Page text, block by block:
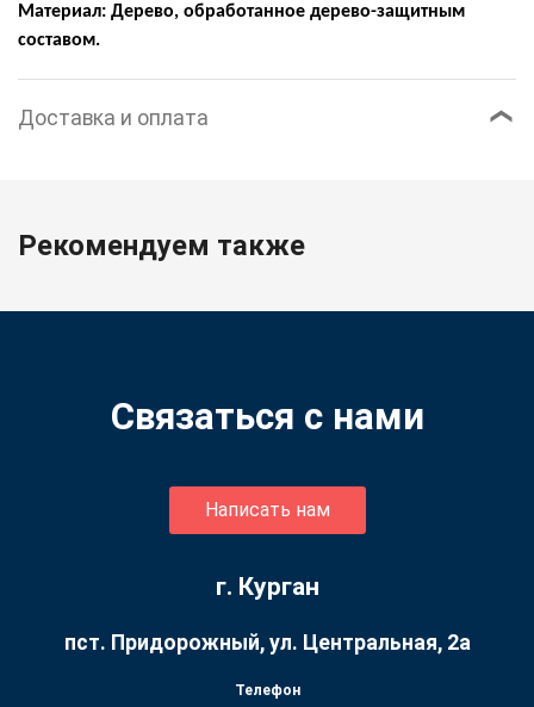
Материал: Дерево, обработанное дерево-защитным
составом.
Доставка и оплата
Рекомендуем также
Связаться с нами
Написать нам
г. Курган
пст. Придорожный, ул. ​Центральная, 2а
Телефон